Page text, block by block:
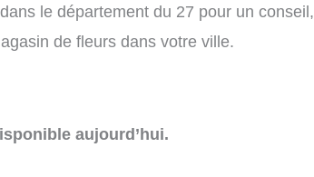
le département du 27 pour un conseil,
de fleurs dans votre ville.
aujourd’hui.